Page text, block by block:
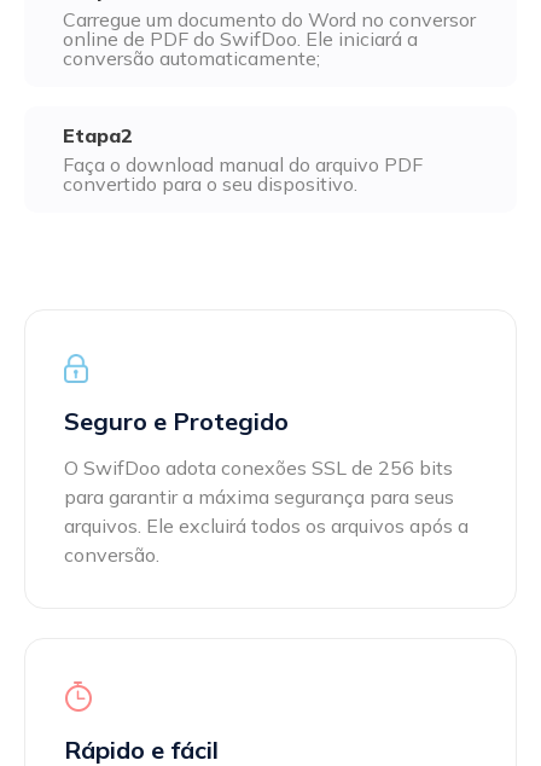
Excel para PDF
DWG para PDF
JPG para PDF
PNG para PDF
Assinar
Assine eletronicamente um PDF com texto manuscrito e
SwifDoo Al
Resume, traduz, explica, revisa, reescreve e conversa com
seus PDFs de forma eficiente
Carregue um documento do Word no conversor
online de PDF do SwifDoo. Ele iniciará a
conversão automaticamente;
Etapa2
Faça o download manual do arquivo PDF
convertido para o seu dispositivo.
Seguro e Protegido
O SwifDoo adota conexões SSL de 256 bits
para garantir a máxima segurança para seus
arquivos. Ele excluirá todos os arquivos após a
conversão.
Rápido e fácil